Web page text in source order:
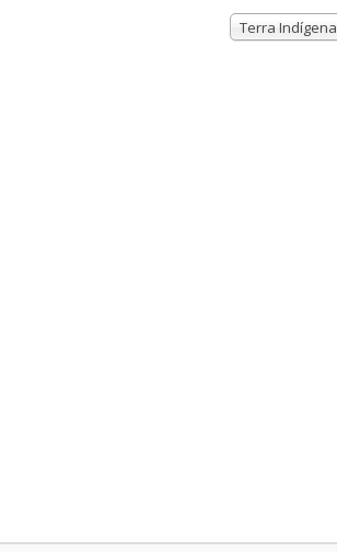
Terra Indígena